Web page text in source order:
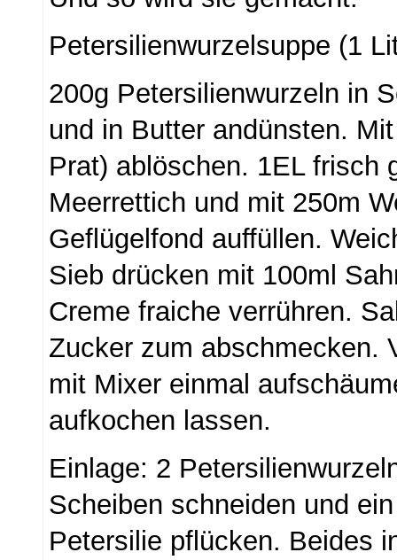
Petersilienwurzelsuppe (1
200g Petersilienwurzeln in
und in Butter andünsten.
Prat) ablöschen. 1EL frisch
Meerrettich und mit 250m
Geflügelfond auffüllen.
Sieb drücken mit 100ml
Creme fraiche verrühren.
Zucker zum abschmecken.
mit Mixer einmal
aufkochen lassen.
Einlage: 2
Scheiben schneiden und
Petersilie pflücken. Beides